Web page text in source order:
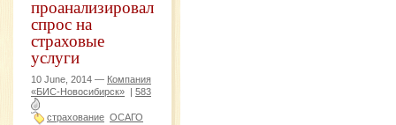
проанализировал
спрос на
страховые
услуги
10 June, 2014 — Компания
«БИС-Новосибирск»
583
страхование ОСАГО